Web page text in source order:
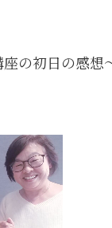
の初日の感想